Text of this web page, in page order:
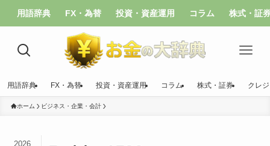
用語辞典 FX・為替 投資・資産運用 コラム 株式・証
用語辞典 FX・為替 投資・資産運用 コラム 株式・証券 クレ
ホーム ビジネス・企業・会計
2026